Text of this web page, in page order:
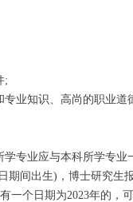
;
知识、高尚的职业道
专业应与本科所学专业
间出生)，博士研究生
一个日期为2023年的，